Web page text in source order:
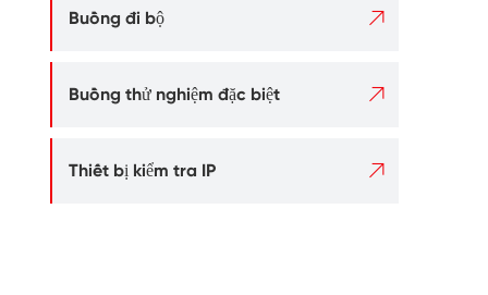
Buồng đi bộ 
Buồng thử nghiệm đặc biệt 
Thiết bị kiểm tra IP 